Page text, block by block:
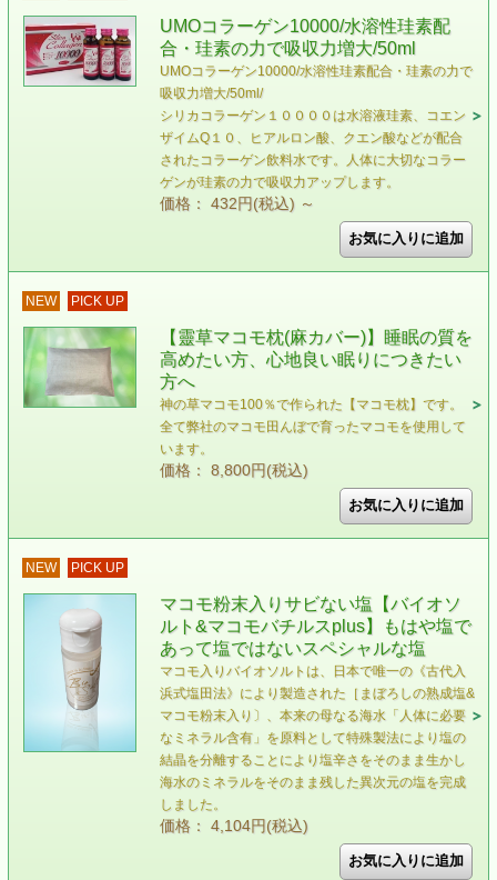
UMOコラーゲン10000/水溶性珪素配
合・珪素の力で吸収力増大/50ml
UMOコラーゲン10000/水溶性珪素配合・珪素の力で
吸収力増大/50ml/
シリカコラーゲン１００００は水溶液珪素、コエン
ザイムQ１０、ヒアルロン酸、クエン酸などが配合
されたコラーゲン飲料水です。人体に大切なコラー
ゲンが珪素の力で吸収力アップします。
価格： 432円(税込) ～
NEW PICK UP
【靈草マコモ枕(麻カバー)】睡眠の質を
高めたい方、心地良い眠りにつきたい
方へ
神の草マコモ100％で作られた【マコモ枕】です。
全て弊社のマコモ田んぼで育ったマコモを使用して
います。
価格： 8,800円(税込)
NEW PICK UP
マコモ粉末入りサビない塩【バイオソ
ルト&マコモバチルスplus】もはや塩で
あって塩ではないスペシャルな塩
マコモ入りバイオソルトは、日本で唯一の《古代入
浜式塩田法》により製造された［まぼろしの熟成塩&
マコモ粉末入り〕、本来の母なる海水「人体に必要
なミネラル含有」を原料として特殊製法により塩の
結晶を分離することにより塩辛さをそのまま生かし
海水のミネラルをそのまま残した異次元の塩を完成
しました。
価格： 4,104円(税込)